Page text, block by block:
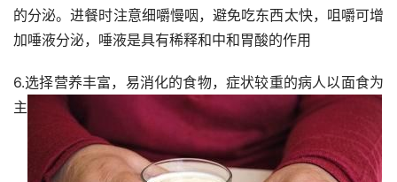
的分泌。进餐时注意细嚼慢咽，避免吃东西太快，咀嚼可增
加唾液分泌，唾液是具有稀释和中和胃酸的作用
6.选择营养丰富，易消化的食物，症状较重的病人以面食为
主